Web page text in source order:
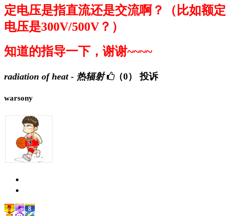
定电压是指直流还是交流啊？（比如额定
电压是300V/500V？）
知道的指导一下，谢谢~~~~
radiation of heat - 热辐射 （0） 投诉
warsony